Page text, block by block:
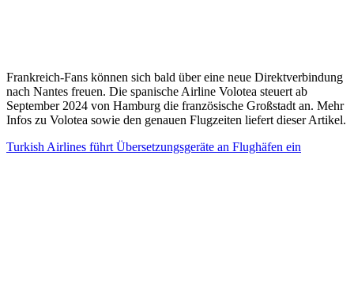
Frankreich-Fans können sich bald über eine neue Direktverbindung
nach Nantes freuen. Die spanische Airline Volotea steuert ab
September 2024 von Hamburg die französische Großstadt an. Mehr
Infos zu Volotea sowie den genauen Flugzeiten liefert dieser Artikel.
Turkish Airlines führt Übersetzungsgeräte an Flughäfen ein